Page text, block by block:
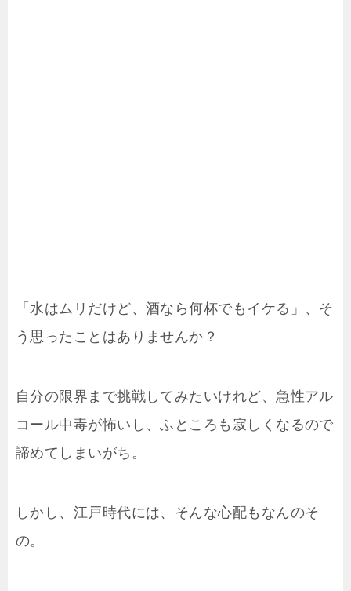
「水はムリだけど、酒なら何杯でもイケる」、そ
う思ったことはありませんか？
自分の限界まで挑戦してみたいけれど、急性アル
コール中毒が怖いし、ふところも寂しくなるので
諦めてしまいがち。
しかし、江戸時代には、そんな心配もなんのそ
の。